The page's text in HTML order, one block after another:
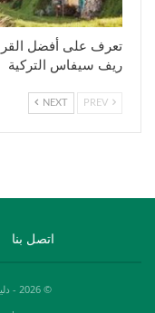
تعرف على أفضل
ريف سيفاس التركية
NEXT
اتصل بنا
© 2026 - دليلك في تركيا. All Rights Reserved.